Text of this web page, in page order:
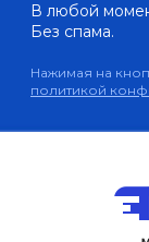
В любой
Без спама.
Нажимая на
политикой